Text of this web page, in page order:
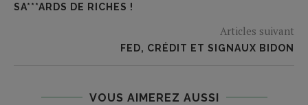
SA***ARDS DE RICHES !
Articles suivant
FED, CRÉDIT ET SIGNAUX BIDON
VOUS AIMEREZ AUSSI